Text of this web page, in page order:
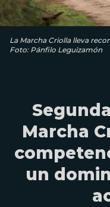
La Marcha Criolla lleva
Foto: Pánfilo Leguizamón
Marcha
un